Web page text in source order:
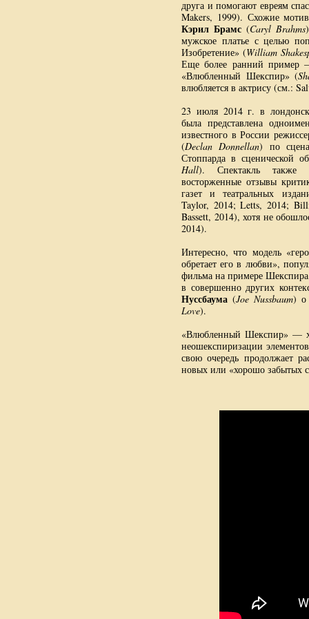
друга и помогают евреям
Makers, 1999). Схожие
Кэрил Брамс(Caryl Brahms
мужское платье с целью
Изобретение» (William
Еще более ранний пример
«Влюбленный Шекспир» (
влюбляется в актрису (см.:
23 июля 2014 г. в
была представлена
известного в России
(Declan Donnellan) по
Стоппарда в сценической
Hall). Спектакль также
восторженные отзывы
газет и театральных
Taylor, 2014; Letts, 2014;
Bassett, 2014), хотя не
2014).
Интересно, что модель
обретает его в любви»,
фильма на примере Шекспира,
в совершенно других
Нуссбаума (Joe Nussbaum) о
Love).
«Влюбленный Шекспир» —
неошекспиризации
свою очередь продолжает
новых или «хорошо забытых